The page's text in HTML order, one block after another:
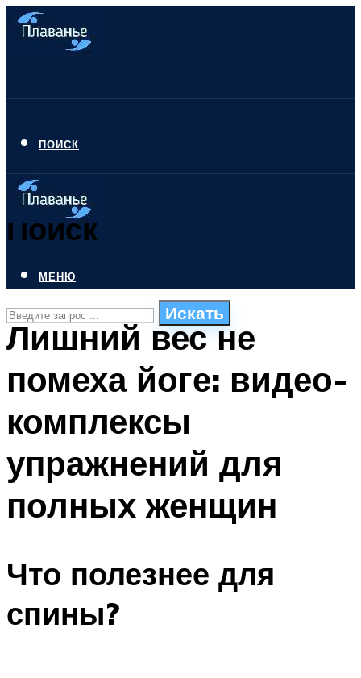
ПОИСК
Поиск
Искать
ПЛАВАНЬЕ ДЛЯ ДЕТЕЙ
БАССЕЙН ДЛЯ ДОМА
МЕНЮ
МЕНЮ
Лишний вес не
помеха йоге: видео-
комплексы
упражнений для
полных женщин
Что полезнее для
спины?